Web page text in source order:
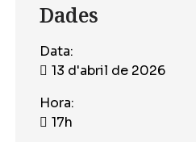
Dades
Data:
13 d'abril de 2026
Hora:
17h